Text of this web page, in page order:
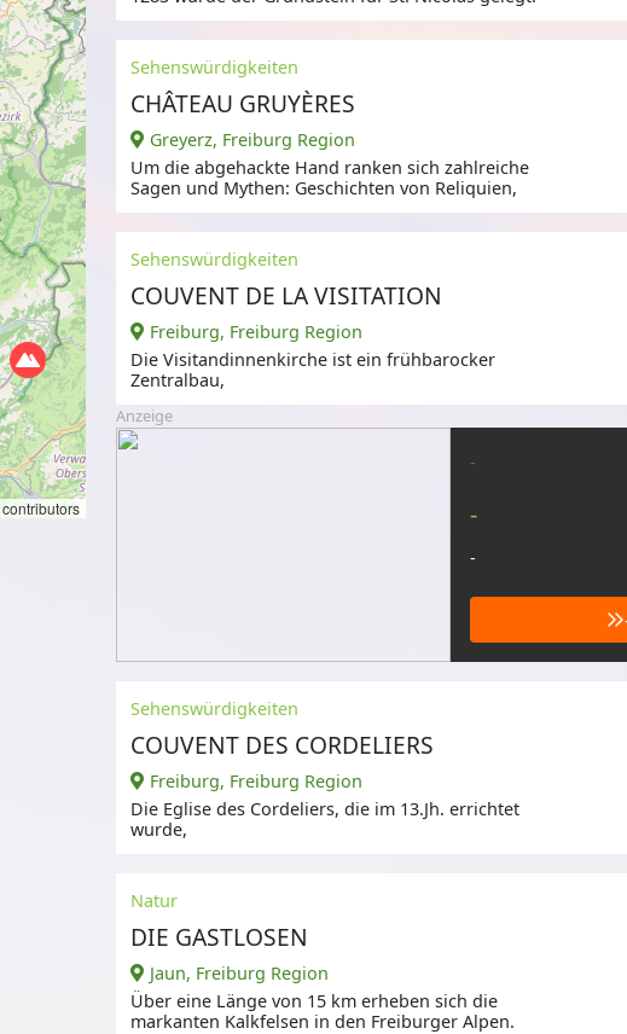
contributors
Sehenswürdigkeiten
CHÂTEAU GRUYÈRES
Greyerz, Freiburg Region
Um die abgehackte Hand ranken sich zahlreiche
Sagen und Mythen: Geschichten von Reliquien,
Sehenswürdigkeiten
COUVENT DE LA VISITATION
Freiburg, Freiburg Region
Die Visitandinnenkirche ist ein frühbarocker
Zentralbau,
Anzeige
-
-
-
Sehenswürdigkeiten
COUVENT DES CORDELIERS
Freiburg, Freiburg Region
Die Eglise des Cordeliers, die im 13.Jh. errichtet
wurde,
Natur
DIE GASTLOSEN
Jaun, Freiburg Region
Über eine Länge von 15 km erheben sich die
markanten Kalkfelsen in den Freiburger Alpen.